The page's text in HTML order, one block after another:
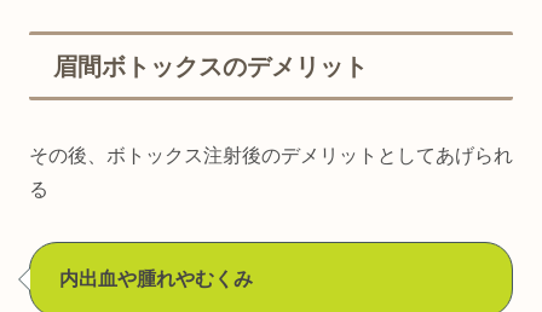
眉間ボトックスのデメリット
その後、ボトックス注射後のデメリットとしてあげられ
る
内出血や腫れやむくみ